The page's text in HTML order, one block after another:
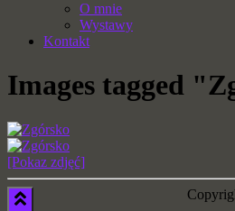
O mnie
Wystawy
Kontakt
Images tagged
[Pokaz zdjęć]